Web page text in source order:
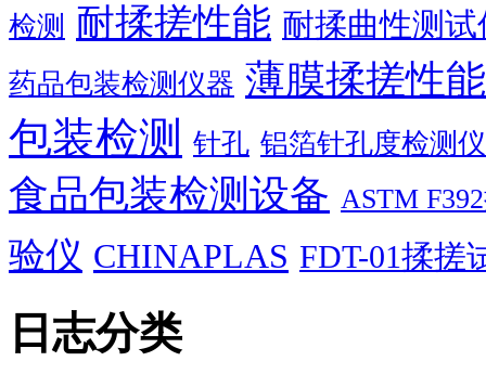
检测 耐揉搓性能 耐揉曲性测试
药品包装检测仪器 薄膜揉搓性
包装检测 针孔 铝箔针孔度检测
食品包装检测设备 ASTM
验仪 CHINAPLAS FDT-01揉搓
日志分类